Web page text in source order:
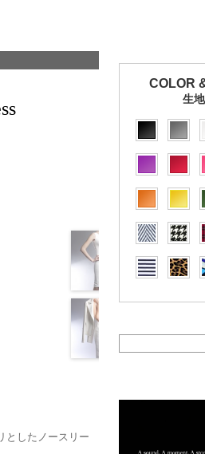
としたノースリー
COLOR
生